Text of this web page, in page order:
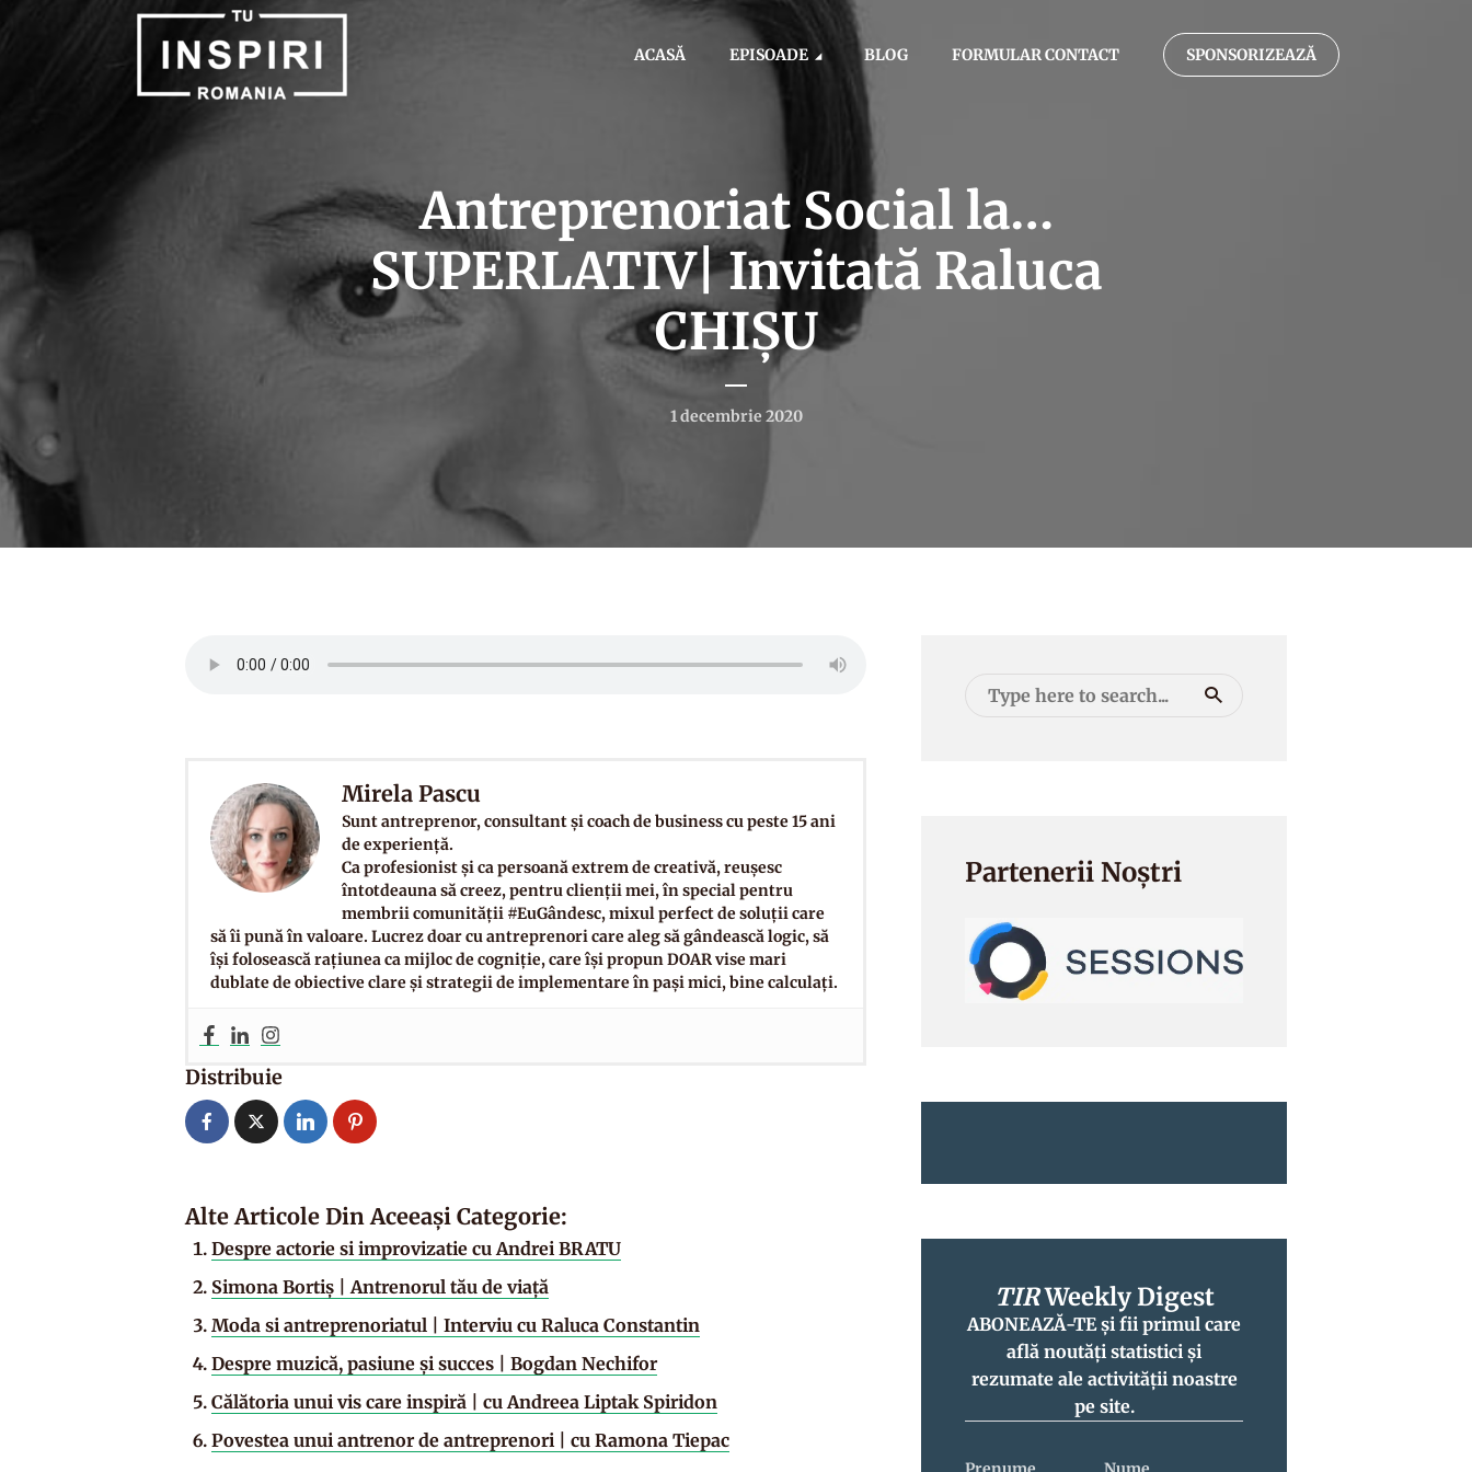
ACASĂ EPISOADE BLOG FORMULAR CONTACT SPONSORIZEAZĂ
Antreprenoriat Social la…
SUPERLATIV| Invitată Raluca
CHIŞU
1 decembrie 2020
Mirela Pascu
Sunt antreprenor, consultant și coach de business cu peste 15 ani
de experiență.
Ca profesionist și ca persoană extrem de creativă, reușesc
întotdeauna să creez, pentru clienții mei, în special pentru
membrii comunității #EuGândesc, mixul perfect de soluții care
să îi pună în valoare. Lucrez doar cu antreprenori care aleg să gândească logic, să
își folosească rațiunea ca mijloc de cogniție, care își propun DOAR vise mari
dublate de obiective clare și strategii de implementare în pași mici, bine calculați.
Distribuie
Alte Articole Din Aceeași Categorie:
Despre actorie si improvizatie cu Andrei BRATU
Simona Bortiş | Antrenorul tău de viaţă
Moda si antreprenoriatul | Interviu cu Raluca Constantin
Despre muzică, pasiune și succes | Bogdan Nechifor
Călătoria unui vis care inspiră | cu Andreea Liptak Spiridon
Povestea unui antrenor de antreprenori | cu Ramona Tiepac
Partenerii Noștri
TIRWeekly Digest
ABONEAZĂ-TE și fii primul care
află noutăți statistici și
rezumate ale activității noastre
pe site.